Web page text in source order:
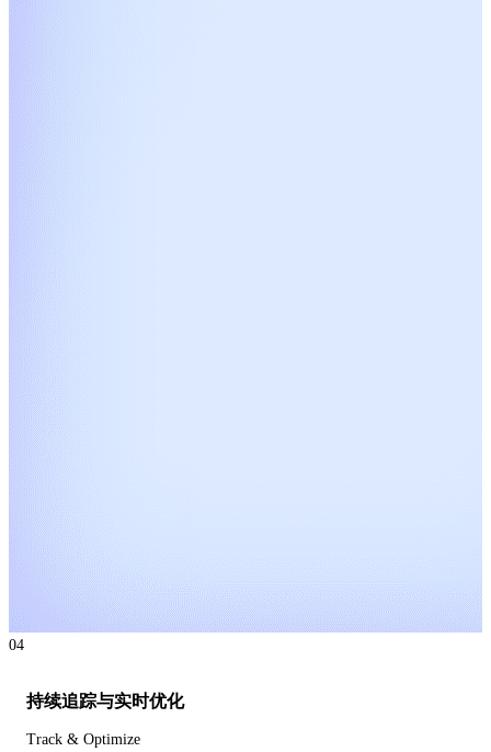
04
持续追踪与实时优化
Track & Optimize